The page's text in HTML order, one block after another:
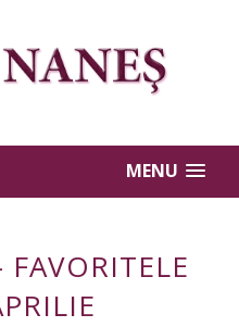
MENU